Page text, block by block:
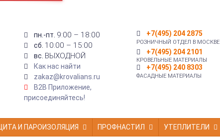
пн.-пт. 9:00 – 18:00
сб. 10:00 – 15:00
вс. ВЫХОДНОЙ
Как нас найти
zakaz@krovalians.ru
B2B Приложение,
присоединяйтесь!
+7(495) 204 2875
РОЗНИЧНЫЙ ОТДЕЛ В МОСКВЕ
+7(495) 204 2101
КРОВЕЛЬНЫЕ МАТЕРИАЛЫ
+7(495) 240 8303
ФАСАДНЫЕ МАТЕРИАЛЫ
И ПАРОИЗОЛЯЦИЯ ПРОФНАСТИЛ УТЕПЛИТЕЛИ